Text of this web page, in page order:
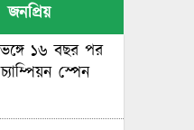
জনপ্রিয়
১৬ বছর পর
স্পেন